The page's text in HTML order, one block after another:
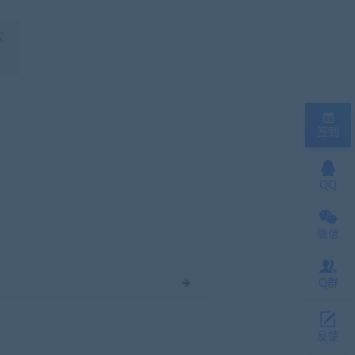
QQ
微信
Q群
反馈